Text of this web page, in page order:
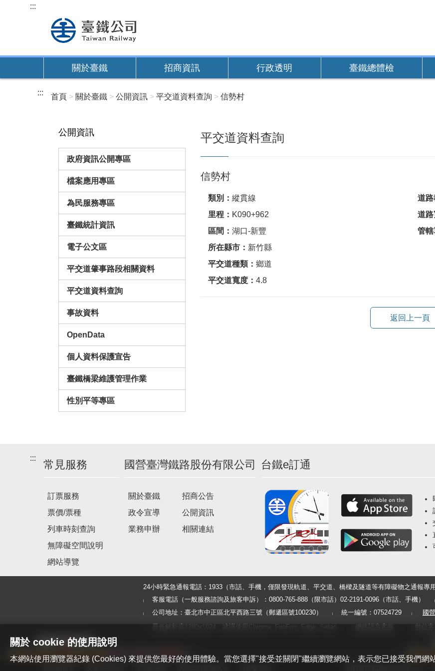
內
:::
關於臺鐵 招商資訊 行政透明 臺鐵總體檢
::: 首頁 關於臺鐵 公開資訊 平交道資料查詢 信勢村
公開資訊
政府資訊公開專區
檔案應用專區
為民服務專區
臺鐵統計資訊
電子公文區
平交道肇事路段相關資料
平交道資料查詢
事故資料
OpenData
個人資料保護宣告
臺鐵橋梁維護管理作業
性別平等專區
平交道資料查詢
信勢村
類別： 縱貫線
里程： K090+962
區間： 湖口-新豐
所在縣市： 新竹縣
平交道種類： 鄉道
平交道寬度： 4.8
道路
道路
管轄
返回上一頁
:::
常見服務
訂票服務
票價/票種
列車時刻查詢
無障礙空間說明
網站導覽
國營臺灣鐵路股份有限公司
關於臺鐵
政令宣導
業務申辦
招商公告
公開資訊
相關連結
台鐵e訂通
24小時緊急通報電話：1933（市話、手機，僅限發現軌道、平交道、橋樑及隧道等有障礙物之通報專用
客服電話（一般服務諮詢及旅客申訴）：0800-765-888（限市話）02-2191-0096（市話、手機）
公司地址：臺北市中正區北平西路三號（郵遞區號100230）
統一編號：07524729 國
最低解析度1280x1024，建議使用Chrome, FireFox, Edge, Safari
網路語音客服 數位客
關於 cookie 的使用說明
本網站使用瀏覽器紀錄 (Cookies) 來提供您最好的使用體驗。當您選擇"接受並關閉"繼續瀏覽網站，表示您已接受我們網